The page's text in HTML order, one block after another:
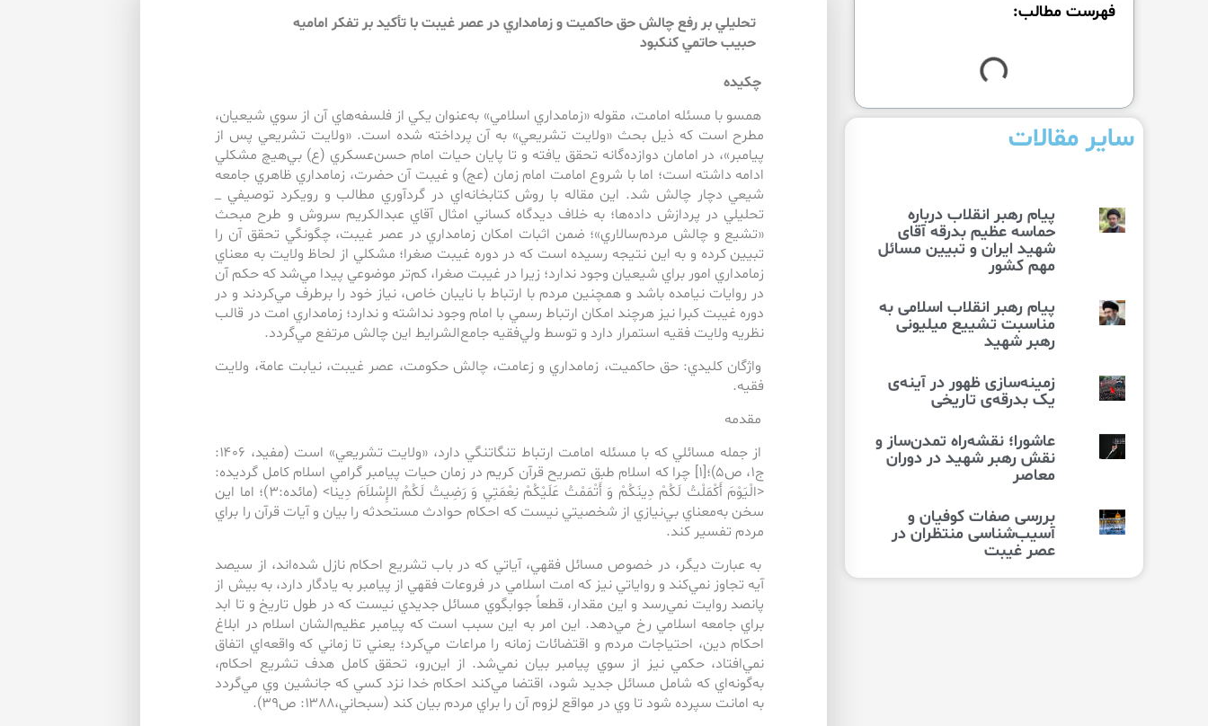
فهرست مطالب:
سایر مقالات
پیام رهبر انقلاب درباره
حماسه عظیم بدرقه آقای
شهید ایران و تبیین مسائل
مهم کشور
پیام رهبر انقلاب اسلامی به
مناسبت تشییع میلیونی
رهبر شهید
زمینه‌سازی ظهور در آینه‌ی
یک بدرقه‌ی تاریخی
عاشورا؛ نقشه‌راه تمدن‌ساز و
نقش رهبر شهید در دوران
معاصر
بررسی صفات کوفیان و
آسیب‌شناسی منتظران در
عصر غیبت
تحليلي بر رفع چالش حق حاكميت و زمامداري در عصر غيبت با تأكيد بر تفكر اماميه
حبيب حاتمي كنكبود
چكيده
همسو با مسئله امامت، مقوله «زمامداري اسلامي» به‌عنوان يكي از فلسفه‌‌هاي آن از سوي شيعيان،
مطرح است كه ذيل بحث «ولايت تشريعي» به آن پرداخته شده است. «ولايت تشريعي پس از
پيامبر»، در امامان دوازده‌گانه تحقق يافته و تا پايان حيات امام حسن‌‌عسكري (ع) بي‌هيچ مشكلي
ادامه داشته است؛ اما با شروع امامت امام زمان (عج) و غيبت آن حضرت، زمامداري ظاهري جامعه
شيعي دچار چالش شد. اين مقاله با روش كتابخانه‌اي در گردآوري مطالب و رويكرد توصيفي _
تحليلي در پردازش داده‌ها؛ به خلاف ديدگاه كساني امثال آقاي عبدالكريم سروش و طرح مبحث
«تشيع و چالش مردم‌‌سالاري»؛ ضمن اثبات امكان زمامداري در عصر غيبت، چگونگي تحقق آن را
تبيين كرده و به اين نتيجه رسيده است كه در دوره‌‌ غيبت صغرا؛ مشكلي از لحاظ ولايت به معناي
زمامداري امور براي شيعيان وجود ندارد؛ زيرا در غيبت صغرا، كم‌‌تر موضوعي پيدا مي‌‌شد كه حكم آن
در روايات نيامده باشد و همچنين مردم با ارتباط با نايبان خاص، نياز خود را برطرف مي‌‌كردند و در
دوره‌‌ غيبت كبرا نيز هرچند امكان ارتباط رسمي با امام وجود نداشته و ندارد؛ زمامداري امت در قالب
نظريه ولايت فقيه استمرار دارد و توسط ولي‌فقيه جامع‌الشرايط اين چالش مرتفع مي‌‌گردد.
واژگان كليدي: حق حاكميت، زمامداري و زعامت، چالش حكومت، عصر غيبت، نيابت عامة، ولايت
فقيه.
مقدمه
از جمله مسائلي كه با مسئله امامت ارتباط تنگاتنگي دارد، «ولايت تشريعي» است (مفيد، ۱۴۰۶:
ج١، ص۵)؛[۱] چرا كه اسلام طبق تصريح قرآن كريم در زمان حيات پيامبر گرامي اسلام كامل گرديده:
<الْيَوْمَ أَكْمَلْتُ لَكُمْ دِينَكُمْ وَ أَتْمَمْتُ عَلَيْكُمْ نِعْمَتِي وَ رَضِيتُ لَكُمُ الإِسْلاَمَ دِينا> (مائده:٣)؛ اما اين
سخن به‌‌معناي بي‌‌نيازي از شخصيتي نيست كه احكام حوادث مستحدثه را بيان و آيات قرآن را براي
مردم تفسير كند.
به عبارت ديگر، در خصوص مسائل فقهي، آياتي كه در باب تشريع احكام نازل شده‌اند، از سيصد
آيه تجاوز نمي‌‌كند و رواياتي نيز كه امت اسلامي در فروعات فقهي از پيامبر به يادگار دارد، به بيش از
پانصد روايت نمي‌رسد و اين مقدار، قطعاً جوابگوي مسائل جديدي نيست كه در طول تاريخ و تا ابد
براي جامعه اسلامي رخ مي‌‌دهد. اين امر به اين سبب است كه پيامبر عظيم‌‌الشان اسلام در ابلاغ
احكام دين، احتياجات مردم و اقتضائات زمانه را مراعات مي‌كرد؛ يعني تا زماني كه واقعه‌‌اي اتفاق
نمي‌‌افتاد، حكمي نيز از سوي پيامبر بيان نمي‌‌شد. از اين‌‌رو، تحقق كامل هدف تشريع احكام،
به‌گونه‌اي كه شامل مسائل جديد شود، اقتضا مي‌‌كند احكام خدا نزد كسي كه جانشين وي مي‌‌گردد
به امانت سپرده شود تا وي در مواقع لزوم آن را براي مردم بيان كند (سبحاني،۱۳۸۸: ص٣٩).